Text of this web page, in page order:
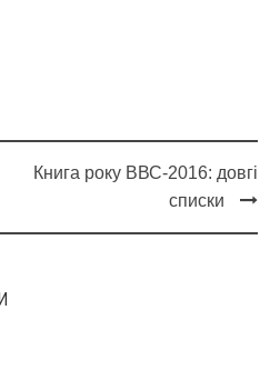
Книга року ВВС-2016: довгі
списки